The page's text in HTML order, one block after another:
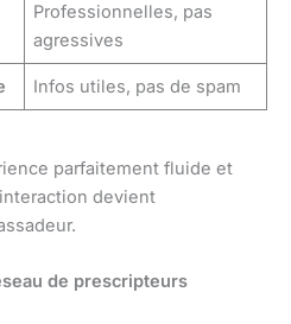
Professionnelles, pas
agressives
Infos utiles, pas de spam
parfaitement fluide et
devient
de prescripteurs